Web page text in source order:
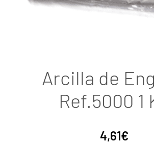
Arcilla de
Ref.5000 1
4,61€